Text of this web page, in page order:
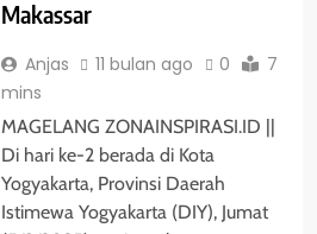
Makassar
Anjas 11 bulan ago 0
7
mins
MAGELANG ZONAINSPIRASI.ID ||
Di hari ke-2 berada di Kota
Yogyakarta, Provinsi Daerah
Istimewa Yogyakarta (DIY), Jumat